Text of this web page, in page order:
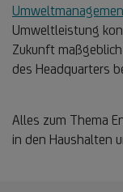
Umweltleistung
Zukunft
des Headquarters
Alles zum Thema
in den Haushalten